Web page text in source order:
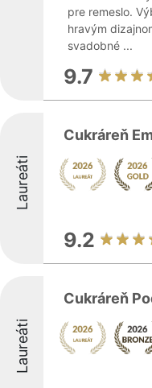
pre remeslo.
hravým
svadobné ...
9.7
Laureáti
Cukráreň
9.2
Laureáti
Cukráreň